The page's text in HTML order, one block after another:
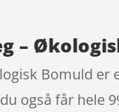
–
Bomuld er
også får hele